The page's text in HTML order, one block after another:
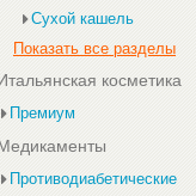
Сухой кашель
Показать все разделы
косметика
Премиум
Противодиабетические